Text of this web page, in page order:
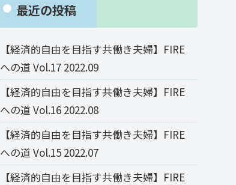
最近の投稿
【経済的自由を目指す共働き夫婦】FIRE
への道 Vol.17 2022.09
【経済的自由を目指す共働き夫婦】FIRE
への道 Vol.16 2022.08
【経済的自由を目指す共働き夫婦】FIRE
への道 Vol.15 2022.07
【経済的自由を目指す共働き夫婦】FIRE